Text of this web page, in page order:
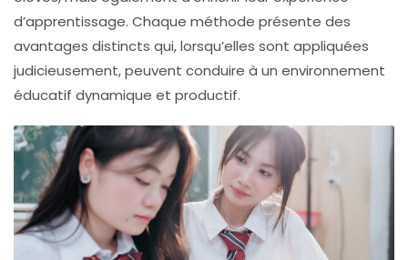
d’apprentissage. Chaque méthode présente des
avantages distincts qui, lorsqu’elles sont appliquées
judicieusement, peuvent conduire à un environnement
éducatif dynamique et productif.